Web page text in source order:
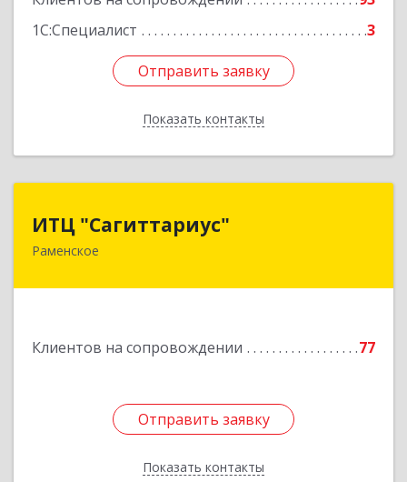
1С:Специалист
3
Отправить заявку
Показать контакты
Отправить заявку
Назад
ИТЦ "Сагиттариус"
Раменское
Клиентов на сопровождении 77
Отправить заявку
Показать контакты
Отправить заявку
Назад